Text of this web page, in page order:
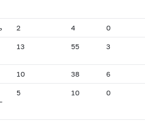
2 4 0
13 55 3
10 38 6
5 10 0